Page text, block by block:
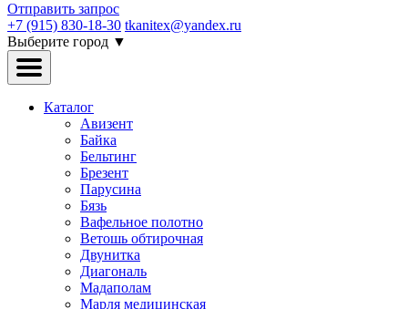
Отправить запрос
+7 (915) 830-18-30 tkanitex@yandex.ru
Выберите город ▼
Каталог
Авизент
Байка
Бельтинг
Брезент
Парусина
Бязь
Вафельное полотно
Ветошь обтирочная
Двунитка
Диагональ
Мадаполам
Марля медицинская